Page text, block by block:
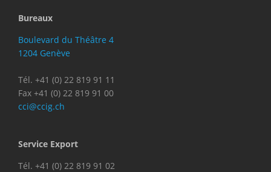
Bureaux
Boulevard du Théâtre 4
1204 Genève
Tél. +41 (0) 22 819 91 11
Fax +41 (0) 22 819 91 00
cci@ccig.ch
Service Export
Tél. +41 (0) 22 819 91 02